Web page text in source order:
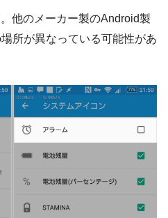
他のメーカー製のAndroid製
所が異なっている可能性があ